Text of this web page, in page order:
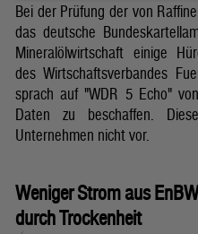
Bei der Prüfung der von
das deutsche
Mineralölwirtschaft einige
des Wirtschaftsverbandes
sprach auf "WDR 5 Echo"
Daten zu beschaffen.
Unternehmen nicht vor.
Weniger Strom aus
durch Trockenheit